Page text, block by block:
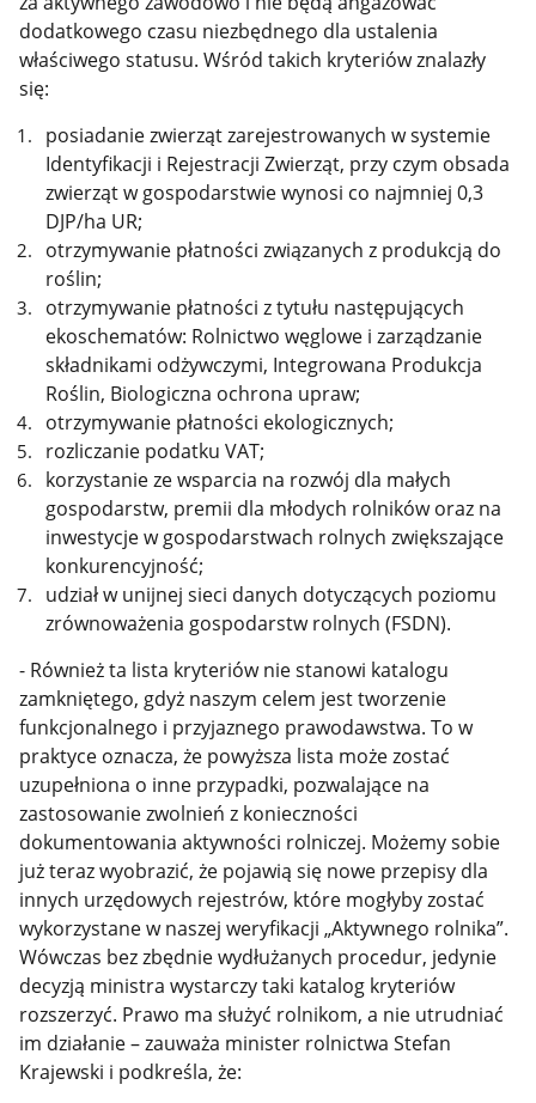
dodatkowego czasu niezbędnego dla ustalenia
właściwego statusu. Wśród takich kryteriów znalazły
się:
posiadanie zwierząt zarejestrowanych w systemie
Identyfikacji i Rejestracji Zwierząt, przy czym obsada
zwierząt w gospodarstwie wynosi co najmniej 0,3
DJP/ha UR;
otrzymywanie płatności związanych z produkcją do
roślin;
otrzymywanie płatności z tytułu następujących
ekoschematów: Rolnictwo węglowe i zarządzanie
składnikami odżywczymi, Integrowana Produkcja
Roślin, Biologiczna ochrona upraw;
otrzymywanie płatności ekologicznych;
rozliczanie podatku VAT;
korzystanie ze wsparcia na rozwój dla małych
gospodarstw, premii dla młodych rolników oraz na
inwestycje w gospodarstwach rolnych zwiększające
konkurencyjność;
udział w unijnej sieci danych dotyczących poziomu
zrównoważenia gospodarstw rolnych (FSDN).
- Również ta lista kryteriów nie stanowi katalogu
zamkniętego, gdyż naszym celem jest tworzenie
funkcjonalnego i przyjaznego prawodawstwa. To w
praktyce oznacza, że powyższa lista może zostać
uzupełniona o inne przypadki, pozwalające na
zastosowanie zwolnień z konieczności
dokumentowania aktywności rolniczej. Możemy sobie
już teraz wyobrazić, że pojawią się nowe przepisy dla
innych urzędowych rejestrów, które mogłyby zostać
wykorzystane w naszej weryfikacji „Aktywnego rolnika”.
Wówczas bez zbędnie wydłużanych procedur, jedynie
decyzją ministra wystarczy taki katalog kryteriów
rozszerzyć. Prawo ma służyć rolnikom, a nie utrudniać
im działanie – zauważa minister rolnictwa Stefan
Krajewski i podkreśla, że: